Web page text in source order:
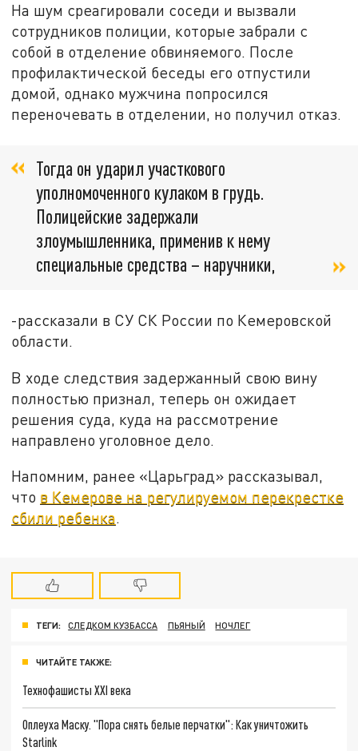
На шум среагировали соседи и вызвали
сотрудников полиции, которые забрали с
собой в отделение обвиняемого. После
профилактической беседы его отпустили
домой, однако мужчина попросился
переночевать в отделении, но получил отказ.
Тогда он ударил участкового
уполномоченного кулаком в грудь.
Полицейские задержали
злоумышленника, применив к нему
специальные средства – наручники,
-рассказали в СУ СК России по Кемеровской
области.
В ходе следствия задержанный свою вину
полностью признал, теперь он ожидает
решения суда, куда на рассмотрение
направлено уголовное дело.
Напомним, ранее «Царьград» рассказывал,
что в Кемерове на регулируемом перекрестке
сбили ребенка.
ТЕГИ: СЛЕДКОМ КУЗБАССА ПЬЯНЫЙ НОЧЛЕГ
ЧИТАЙТЕ ТАКЖЕ:
Технофашисты XXI века
Оплеуха Маску. "Пора снять белые перчатки": Как уничтожить
Starlink